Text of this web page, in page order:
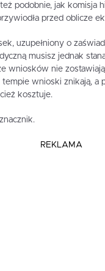
podobnie, jak komisja
przed oblicze
uzupełniony o
musisz jednak
wniosków nie
wnioski znikają, a
kosztuje.
REKLAMA